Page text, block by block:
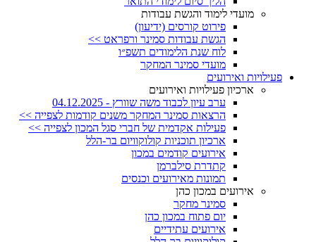
מועדי לימוד והגשת עבודות
פירוט קורסים (ידיעון)
הגשת עבודות סמינר ורפראט >>
לוח שנת הלימודים תשפ״ו
מועדי סמינר המחקר
פעילויות ואירועים
ארכיון פעילויות ואירועים
ערב עיון לכבוד משה שוורץ - 04.12.2025
הרצאות סמינר המחקר משנים קודמות לצפייה >>
פעילות אקדמית של חברי סגל המכון לצפייה >>
ארכיון תוכניות קולוקוויום בר-הלל
אירועים קודמים במכון
קתדרת סילברמן
תמונות מאירועים וכנסים
אירועים במכון כהן
סמינר מחקר
יום פתוח במכון כהן
אירועים עתידיים